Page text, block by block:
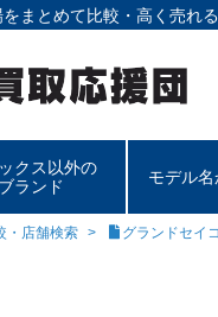
まとめて比較・高く売れ
クス以外の
ブランド
モデル
・店舗検索 グランドセイ